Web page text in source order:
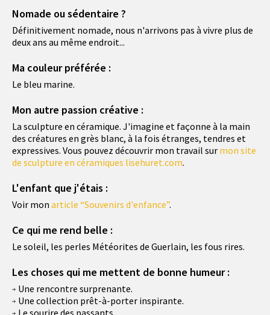
Nomade ou sédentaire ?
Définitivement nomade, nous n'arrivons pas à vivre plus de
deux ans au même endroit...
Ma couleur préférée :
Le bleu marine.
Mon autre passion créative :
La sculpture en céramique. J'imagine et façonne à la main
des créatures en grès blanc, à la fois étranges, tendres et
expressives. Vous pouvez découvrir mon travail sur mon site
de sculpture en céramiques lisehuret.com.
L'enfant que j'étais :
Voir mon article “Souvenirs d'enfance”.
Ce qui me rend belle :
Le soleil, les perles Météorites de Guerlain, les fous rires.
Les choses qui me mettent de bonne humeur :
Une rencontre surprenante.
Une collection prêt-à-porter inspirante.
Le sourire des passants.